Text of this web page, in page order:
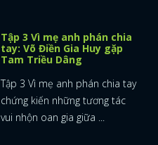
Tập 3 Vì mẹ anh phán chia
tay: Võ Điền Gia Huy gặp
Tam Triều Dâng
Tập 3 Vì mẹ anh phán chia tay
chứng kiến những tương tác
vui nhộn oan gia giữa ...